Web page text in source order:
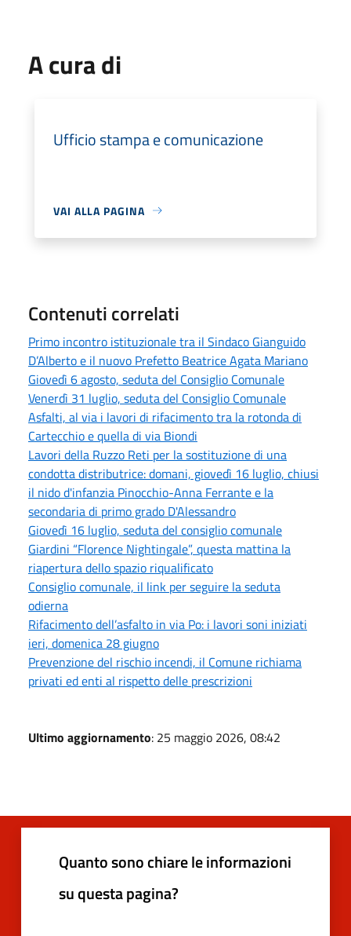
A cura di
Ufficio stampa e comunicazione
VAI ALLA PAGINA
Contenuti correlati
Primo incontro istituzionale tra il Sindaco Gianguido
D’Alberto e il nuovo Prefetto Beatrice Agata Mariano
Giovedì 6 agosto, seduta del Consiglio Comunale
Venerdì 31 luglio, seduta del Consiglio Comunale
Asfalti, al via i lavori di rifacimento tra la rotonda di
Cartecchio e quella di via Biondi
Lavori della Ruzzo Reti per la sostituzione di una
condotta distributrice: domani, giovedì 16 luglio, chiusi
il nido d'infanzia Pinocchio-Anna Ferrante e la
secondaria di primo grado D'Alessandro
Giovedì 16 luglio, seduta del consiglio comunale
Giardini “Florence Nightingale”, questa mattina la
riapertura dello spazio riqualificato
Consiglio comunale, il link per seguire la seduta
odierna
Rifacimento dell’asfalto in via Po: i lavori soni iniziati
ieri, domenica 28 giugno
Prevenzione del rischio incendi, il Comune richiama
privati ed enti al rispetto delle prescrizioni
Ultimo aggiornamento: 25 maggio 2026, 08:42
Quanto sono chiare le informazioni
su questa pagina?